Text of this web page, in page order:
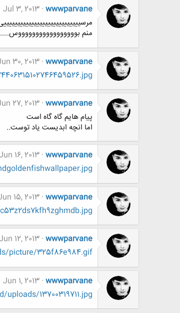
wwwparvane
Jul 3, 2013
منم
wwwparvane
30, 2013
wwwparvane
27, 2013
پیام هایم گاه گاه است
اما انچه ابدیست یاد توست..
wwwparvane
16, 2013
wwwparvane
15, 2013
wwwparvane
12, 2013
picture/325f86e984.gif
wwwparvane
Jun 1, 2013
13700319711.jpg